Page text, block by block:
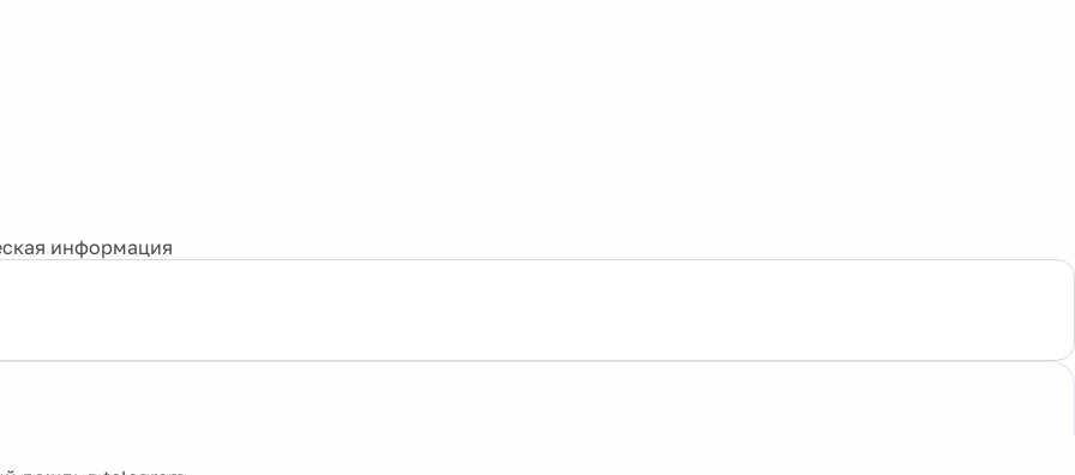
информация